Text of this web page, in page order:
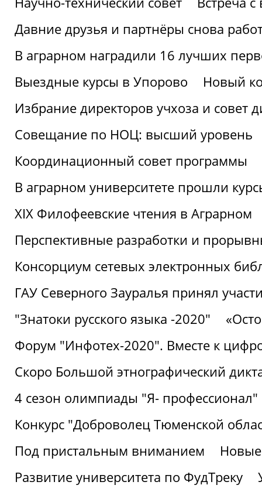
Давние друзья и партнёры снова
В аграрном наградили 16 лучших
Выездные курсы в Упорово
Новый
Избрание директоров учхоза и совет
Совещание по НОЦ: высший уровень
Координационный совет программы
В аграрном университете прошли
XIX Филофеевские чтения в Аграрном
Перспективные разработки и
Консорциум сетевых электронных
ГАУ Северного Зауралья принял
"Знатоки русского языка -2020"
Форум "Инфотех-2020". Вместе к
Скоро Большой этнографический
4 сезон олимпиады "Я- профессионал"
Конкурс "Доброволец Тюменской
Под пристальным вниманием
Развитие университета по ФудТреку